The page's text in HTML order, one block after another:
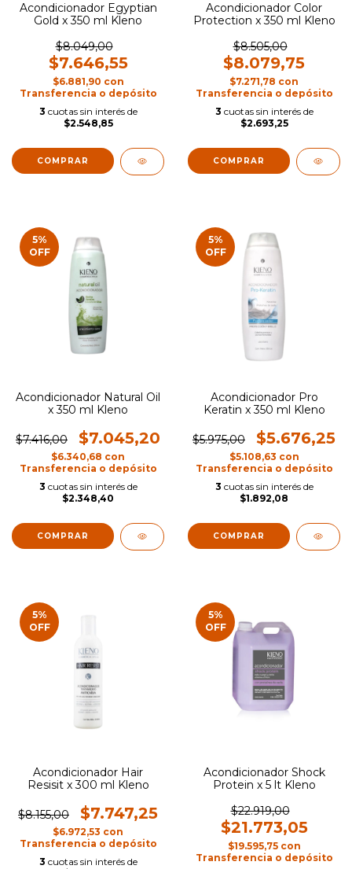
Acondicionador Egyptian
Gold x 350 ml Kleno
$8.049,00
$7.646,55
$6.881,90 con
Transferencia o depósito
3 cuotas sin interés de
$2.548,85
Acondicionador Color
Protection x 350 ml Kleno
$8.505,00
$8.079,75
$7.271,78 con
Transferencia o depósito
3 cuotas sin interés de
$2.693,25
5%
OFF
Acondicionador Natural Oil
x 350 ml Kleno
$7.416,00 $7.045,20
$6.340,68 con
Transferencia o depósito
3 cuotas sin interés de
$2.348,40
5%
OFF
Acondicionador Pro
Keratin x 350 ml Kleno
$5.975,00 $5.676,25
$5.108,63 con
Transferencia o depósito
3 cuotas sin interés de
$1.892,08
5%
OFF
Acondicionador Hair
Resisit x 300 ml Kleno
$8.155,00 $7.747,25
$6.972,53 con
Transferencia o depósito
3 cuotas sin interés de
5%
OFF
Acondicionador Shock
Protein x 5 lt Kleno
$22.919,00
$21.773,05
$19.595,75 con
Transferencia o depósito